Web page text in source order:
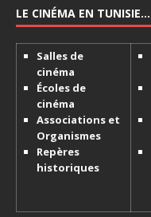
LE CINÉMA EN TUNISIE…
Salles de
cinéma
Écoles de
cinéma
Associations et
Organismes
Repères
historiques